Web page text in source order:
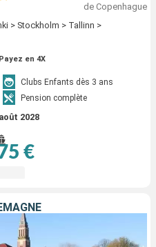
de Copenhague
> Stockholm > Tallinn >
Payez en 4X
Clubs Enfants dès 3 ans
Pension complète
2028
€